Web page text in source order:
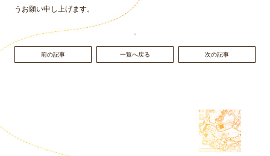
うお願い申し上げます。
前の記事 一覧へ戻る 次の記事